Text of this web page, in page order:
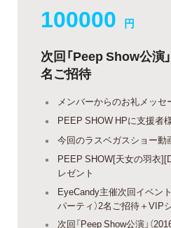
100000 円
次回「Peep Show公演
名ご招待
メンバーからのお礼メッセ
PEEP SHOW HPに支援者
今回のラスベガスショー動
PEEP SHOW[天女の羽衣
レゼント
EyeCandy主催次回イベン
パーティ）2名ご招待＋VIP
次回「Peep Show公演」（